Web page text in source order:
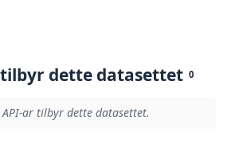
dette datasettet 0
ar tilbyr dette datasettet.